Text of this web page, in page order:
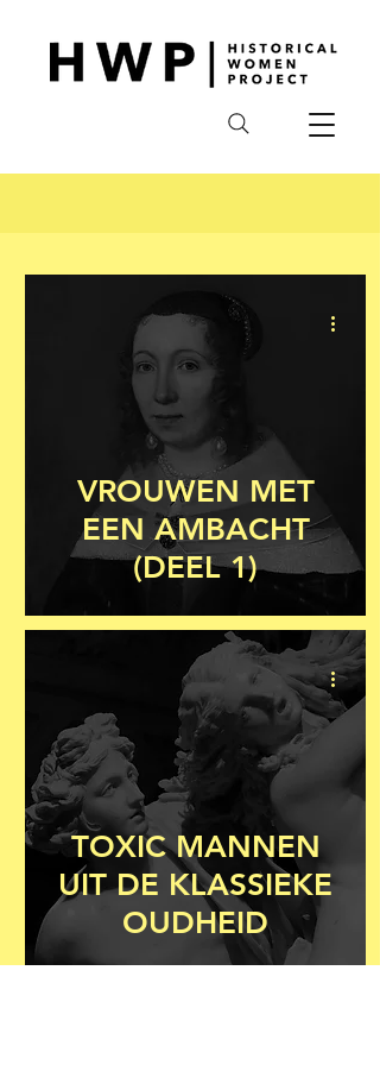
VROUWEN MET
EEN AMBACHT
(DEEL 1)
TOXIC MANNEN
UIT DE KLASSIEKE
OUDHEID